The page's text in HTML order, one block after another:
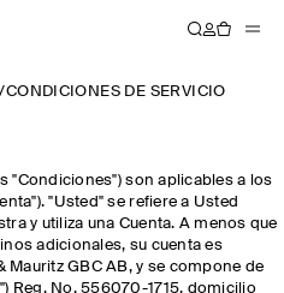
/CONDICIONES DE SERVICIO
"Condiciones") son aplicables a los
"Usted" se refiere a Usted
y utiliza una Cuenta. A menos que
adicionales, su cuenta es
GBC AB, y se compone de
Reg. No. 556070-1715, domicilio